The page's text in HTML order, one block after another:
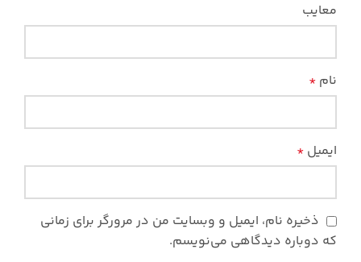
معایب
نام *
ایمیل *
ذخیره نام، ایمیل و وبسایت من در مرورگر برای زمانی
که دوباره دیدگاهی می‌نویسم.